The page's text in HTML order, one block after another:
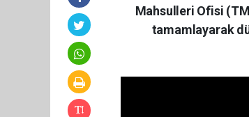
Mahsulleri Ofisi
tamamlayarak